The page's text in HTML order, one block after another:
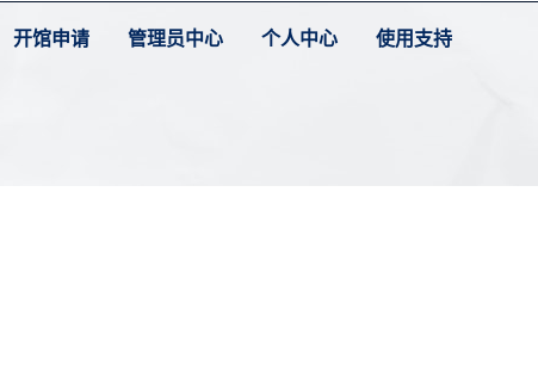
开馆申请 管理员中心 个人中心 使用支持